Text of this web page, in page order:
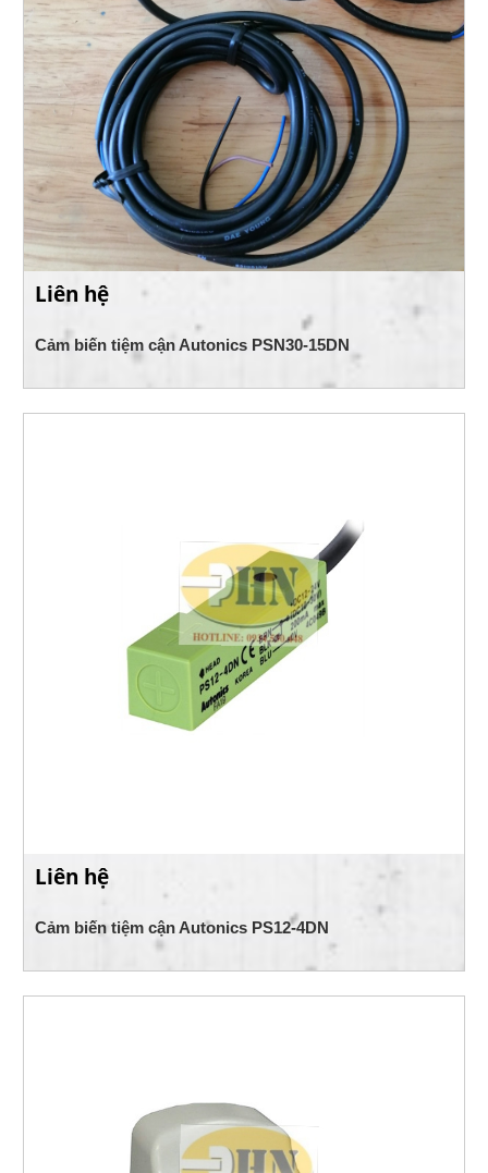
Liên hệ
Cảm biến tiệm cận Autonics PSN30-15DN
Liên hệ
Cảm biến tiệm cận Autonics PS12-4DN